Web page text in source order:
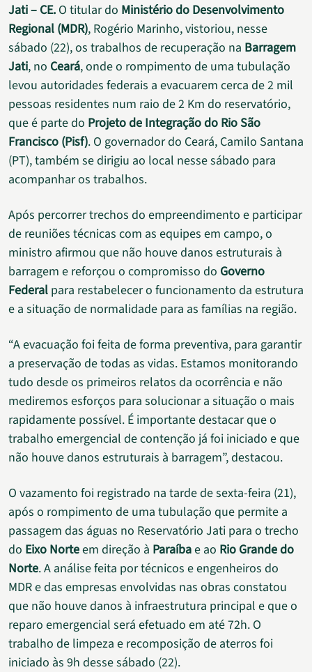
Jati – CE. O titular do Ministério do Desenvolvimento
Regional (MDR), Rogério Marinho, vistoriou, nesse
sábado (22), os trabalhos de recuperação na Barragem
Jati, no Ceará, onde o rompimento de uma tubulação
levou autoridades federais a evacuarem cerca de 2 mil
pessoas residentes num raio de 2 Km do reservatório,
que é parte do Projeto de Integração do Rio São
Francisco (Pisf). O governador do Ceará, Camilo Santana
(PT), também se dirigiu ao local nesse sábado para
acompanhar os trabalhos.
Após percorrer trechos do empreendimento e participar
de reuniões técnicas com as equipes em campo, o
ministro afirmou que não houve danos estruturais à
barragem e reforçou o compromisso do Governo
Federal para restabelecer o funcionamento da estrutura
e a situação de normalidade para as famílias na região.
“A evacuação foi feita de forma preventiva, para garantir
a preservação de todas as vidas. Estamos monitorando
tudo desde os primeiros relatos da ocorrência e não
mediremos esforços para solucionar a situação o mais
rapidamente possível. É importante destacar que o
trabalho emergencial de contenção já foi iniciado e que
não houve danos estruturais à barragem”, destacou.
O vazamento foi registrado na tarde de sexta-feira (21),
após o rompimento de uma tubulação que permite a
passagem das águas no Reservatório Jati para o trecho
do Eixo Norteem direção à Paraíbae ao Rio Grande do
Norte. A análise feita por técnicos e engenheiros do
MDR e das empresas envolvidas nas obras constatou
que não houve danos à infraestrutura principal e que o
reparo emergencial será efetuado em até 72h. O
trabalho de limpeza e recomposição de aterros foi
iniciado às 9h desse sábado (22).